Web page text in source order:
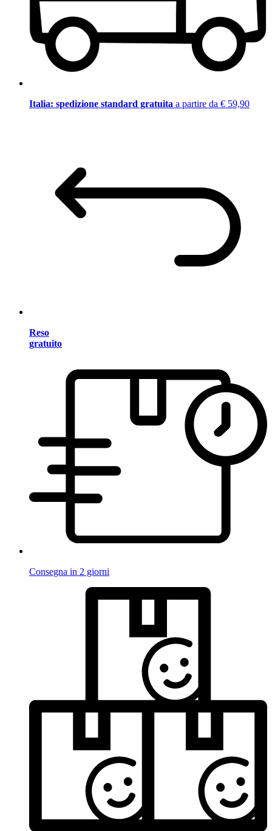
Italia: spedizione standard gratuita a partire da € 59,90
Reso
gratuito
Consegna in 2 giorni